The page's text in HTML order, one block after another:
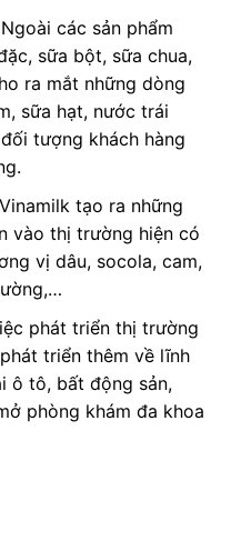
các sản phẩm
sữa bột, sữa chua,
ra mắt những dòng
sữa hạt, nước trái
tượng khách hàng
tạo ra những
vào thị trường hiện có
vị dâu, socola, cam,
phát triển thị trường
triển thêm về lĩnh
ô tô, bất động sản,
phòng khám đa khoa